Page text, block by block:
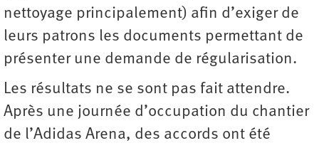
nettoyage principalement) afin d’exiger de
leurs patrons les documents permettant de
présenter une demande de régularisation.
Les résultats ne se sont pas fait attendre.
Après une journée d’occupation du chantier
de l’Adidas Arena, des accords ont été